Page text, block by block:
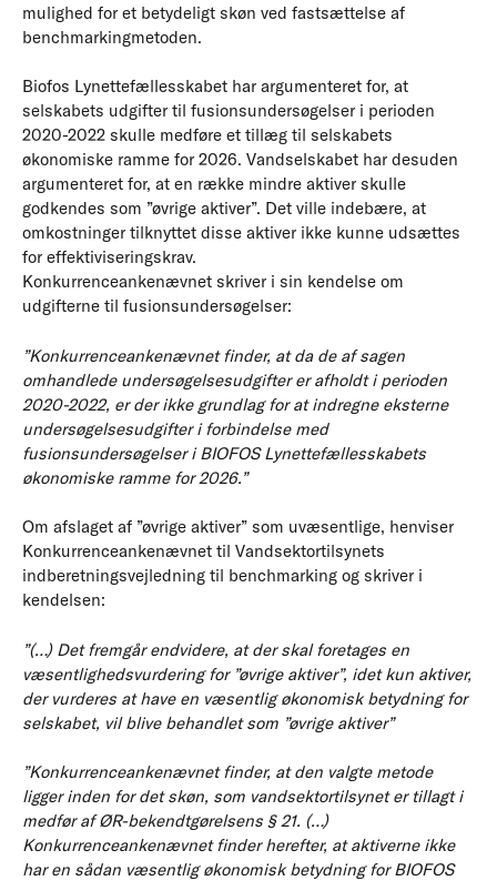
mulighed for et betydeligt skøn ved fastsættelse af
benchmarkingmetoden.
Biofos Lynettefællesskabet har argumenteret for, at
selskabets udgifter til fusionsundersøgelser i perioden
2020-2022 skulle medføre et tillæg til selskabets
økonomiske ramme for 2026. Vandselskabet har desuden
argumenteret for, at en række mindre aktiver skulle
godkendes som ”øvrige aktiver”. Det ville indebære, at
omkostninger tilknyttet disse aktiver ikke kunne udsættes
for effektiviseringskrav.
Konkurrenceankenævnet skriver i sin kendelse om
udgifterne til fusionsundersøgelser:
”Konkurrenceankenævnet finder, at da de af sagen
omhandlede undersøgelsesudgifter er afholdt i perioden
2020-2022, er der ikke grundlag for at indregne eksterne
undersøgelsesudgifter i forbindelse med
fusionsundersøgelser i BIOFOS Lynettefællesskabets
økonomiske ramme for 2026.”
Om afslaget af ”øvrige aktiver” som uvæsentlige, henviser
Konkurrenceankenævnet til Vandsektortilsynets
indberetningsvejledning til benchmarking og skriver i
kendelsen:
”(…) Det fremgår endvidere, at der skal foretages en
væsentlighedsvurdering for ”øvrige aktiver”, idet kun aktiver,
der vurderes at have en væsentlig økonomisk betydning for
selskabet, vil blive behandlet som ”øvrige aktiver”
”Konkurrenceankenævnet finder, at den valgte metode
ligger inden for det skøn, som vandsektortilsynet er tillagt i
medfør af ØR-bekendtgørelsens § 21. (…)
Konkurrenceankenævnet finder herefter, at aktiverne ikke
har en sådan væsentlig økonomisk betydning for BIOFOS